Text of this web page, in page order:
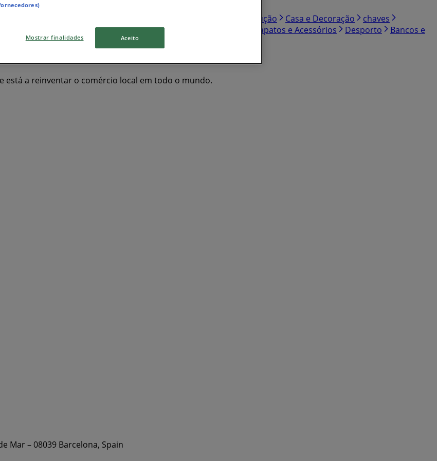
Bricolage, Jardim e Construção Casa e Decoração
chaves
vitrine portas, janelas e persianas Roupa, Sapatos e Acessórios Desporto
Bancos e
está a reinventar o comércio local em todo o mundo.
Mar – 08039 Barcelona, Spain
Mostrar finalidades Aceito